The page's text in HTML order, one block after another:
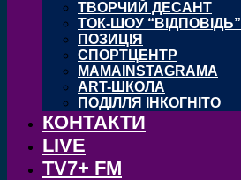
ТВОРЧИЙ ДЕСАНТ
ТОК-ШОУ “ВІДПОВІДЬ”
ПОЗИЦІЯ
СПОРТЦЕНТР
MAMAINSTAGRAMA
ART-ШКОЛА
ПОДІЛЛЯ ІНКОГНІТО
КОНТАКТИ
LIVE
TV7+ FM